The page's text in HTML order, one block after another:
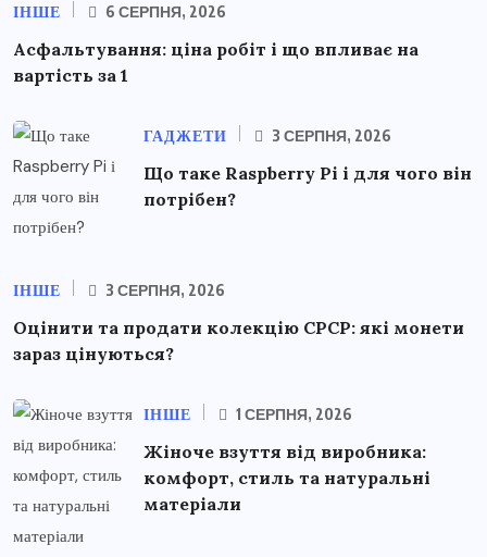
ІНШЕ 6 СЕРПНЯ, 2026
Асфальтування: ціна робіт і що впливає на
вартість за 1
ГАДЖЕТИ 3 СЕРПНЯ, 2026
Що таке Raspberry Pi і для чого він
потрібен?
ІНШЕ 3 СЕРПНЯ, 2026
Оцінити та продати колекцію СРСР: які монети
зараз цінуються?
ІНШЕ 1 СЕРПНЯ, 2026
Жіноче взуття від виробника:
комфорт, стиль та натуральні
матеріали